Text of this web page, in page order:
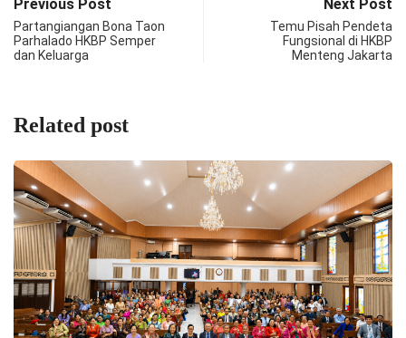
Previous Post
Partangiangan Bona Taon
Parhalado HKBP Semper
dan Keluarga
Next Post
Temu Pisah Pendeta
Fungsional di HKBP
Menteng Jakarta
Related post